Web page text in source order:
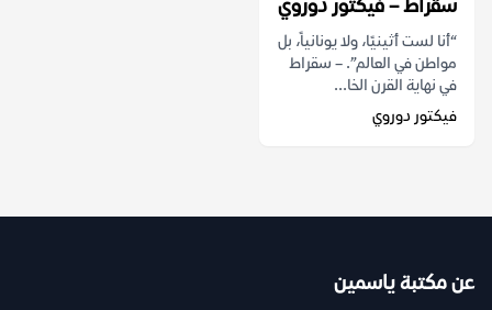
سقراط – فيكتور دوروي
“أنا لست أثينيًا، ولا يونانياً، بل
مواطن في العالم”. – سقراط
في نهاية القرن الخا...
فيكتور دوروي
عن مكتبة ياسمين